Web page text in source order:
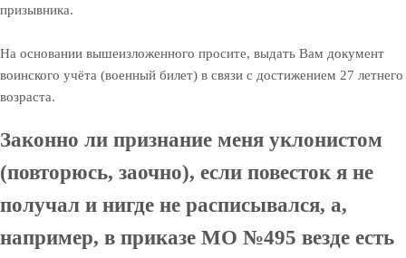
призывника.
На основании вышеизложенного просите, выдать Вам документ
воинского учёта (военный билет) в связи с достижением 27 летнего
возраста.
Законно ли признание меня уклонистом
(повторюсь, заочно), если повесток я не
получал и нигде не расписывался, а,
например, в приказе МО №495 везде есть